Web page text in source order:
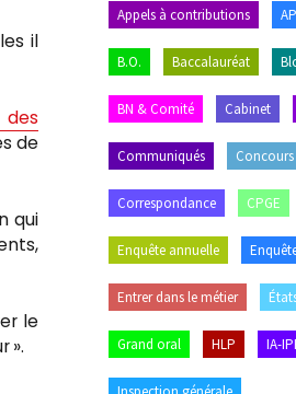
il
de
qui
le
».
Appels à contributions
B.O. Baccalauréat
BN & Comité Cabinet
Communiqués Concours
Correspondance CPGE
Enquête annuelle
Entrer dans le métier
Grand oral HLP IA-